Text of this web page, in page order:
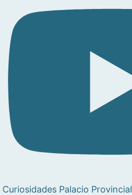
Curiosidades Palacio Provincial